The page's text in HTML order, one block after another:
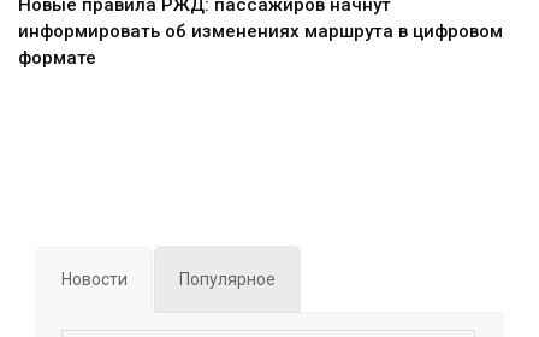
Новые правила РЖД: пассажиров начнут
информировать об изменениях маршрута в цифровом
формате
Новости Популярное